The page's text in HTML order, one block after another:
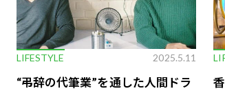
LIFESTYLE 2025.5.11
“弔辞の代筆業”を通した人間ドラ